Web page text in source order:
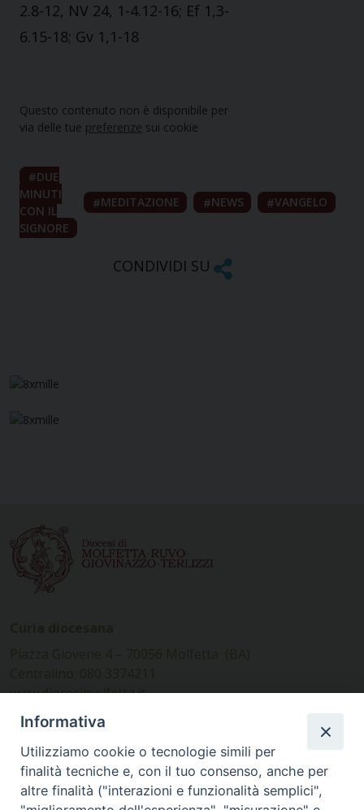
2.8-12, NV 24, 1-4.12-16; Ef 1,3-
6.15-18; Gv 1,1-18
Questo contenuto non è disponibile per
via delle tue preferenze sui cookie
DUE
MINUTI
CON IL
SIGNORE
MEDITAZIONE NEWS VANGELO
CONDIVIDI SU
www.diocesimolfetta.it –
diocesimolfetta@pec.chiesacattolica.it
Ufficio Comunicazioni sociali
Piazza Giovene 4 – 70056 Molfetta (BA)
Informativa
Utilizziamo cookie o tecnologie simili per
finalità tecniche e, con il tuo consenso, anche per
altre finalità ("interazioni e funzionalità semplici",